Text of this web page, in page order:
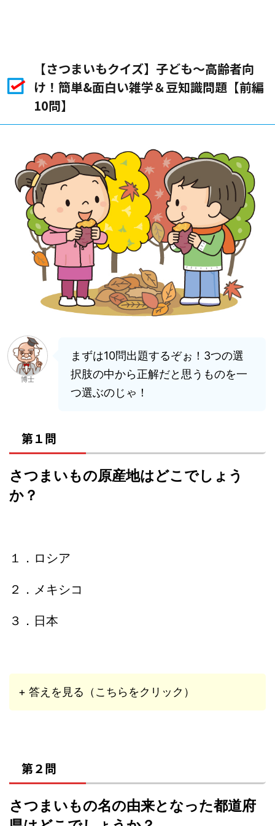
【さつまいもクイズ】子ども〜高齢者向
け！簡単&面白い雑学＆豆知識問題【前編
10問】
博士
まずは10問出題するぞぉ！3つの選
択肢の中から正解だと思うものを一
つ選ぶのじゃ！
第１問
さつまいもの原産地はどこでしょう
か？
１．ロシア
２．メキシコ
３．日本
+ 答えを見る（こちらをクリック）
第２問
さつまいもの名の由来となった都道府